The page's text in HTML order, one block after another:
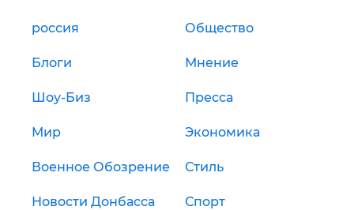
россия Общество
Блоги Мнение
Шоу-Биз Пресса
Мир Экономика
Военное Обозрение Стиль
Новости Донбасса Спорт